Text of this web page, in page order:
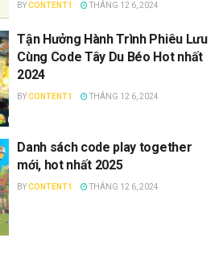
BYCONTENT1 THÁNG 12 6, 2024
Tận Hưởng Hành Trình Phiêu Lưu
Cùng Code Tây Du Béo Hot nhất
2024
BYCONTENT1 THÁNG 12 6, 2024
Danh sách code play together
mới, hot nhất 2025
BYCONTENT1 THÁNG 12 6, 2024